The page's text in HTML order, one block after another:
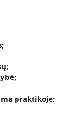
;
praktikoje;